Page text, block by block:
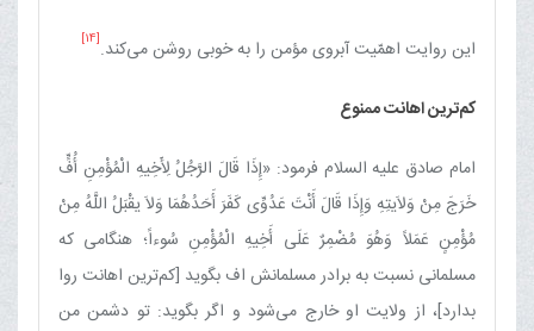
این روایت اهمّیت آبروی مؤمن را به خوبی روشن می‌كند.[14]
كم‌ترین اهانت ممنوع
امام صادق علیه السلام فرمود: «إِذَا قَالَ الرَّجُلُ لِأَخِیهِ الْمُؤْمِنِ أُفٍّ
خَرَجَ مِنْ وَلاَیتِهِ وَإِذَا قَالَ أَنْتَ عَدُوِّی كَفَرَ أَحَدُهُمَا وَلاَ یقْبَلُ اللَّهُ مِنْ
مُؤْمِنٍ عَمَلاً وَهُوَ مُضْمِرٌ عَلَی أَخِیهِ الْمُؤْمِنِ سُوءاً؛ هنگامی كه
مسلمانی نسبت به برادر مسلمانش اف بگوید [كم‌ترین اهانت روا
بدارد]، از ولایت او خارج می‌شود و اگر بگوید: تو دشمن من